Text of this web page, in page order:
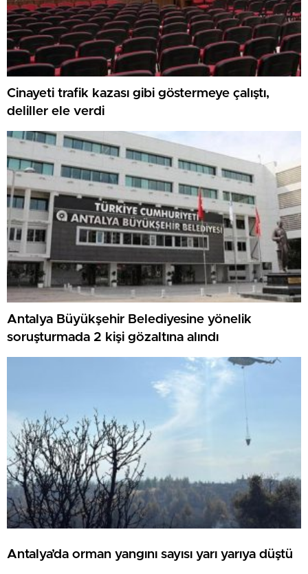
Cinayeti trafik kazası gibi göstermeye çalıştı,
deliller ele verdi
Antalya Büyükşehir Belediyesine yönelik
soruşturmada 2 kişi gözaltına alındı
Antalya’da orman yangını sayısı yarı yarıya düştü